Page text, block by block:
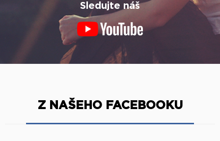
Sledujte náš
Z NAŠEHO FACEBOOKU